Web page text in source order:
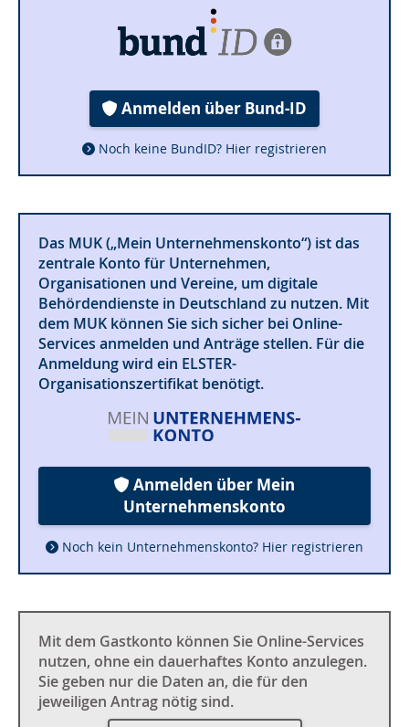
Anmelden über Bund-ID
Noch keine BundID? Hier registrieren
Das MUK („Mein Unternehmenskonto“) ist das
zentrale Konto für Unternehmen,
Organisationen und Vereine, um digitale
Behördendienste in Deutschland zu nutzen. Mit
dem MUK können Sie sich sicher bei Online-
Services anmelden und Anträge stellen. Für die
Anmeldung wird ein ELSTER-
Organisationszertifikat benötigt.
Anmelden über Mein
Unternehmenskonto
Noch kein Unternehmenskonto? Hier registrieren
Mit dem Gastkonto können Sie Online-Services
nutzen, ohne ein dauerhaftes Konto anzulegen.
Sie geben nur die Daten an, die für den
jeweiligen Antrag nötig sind.